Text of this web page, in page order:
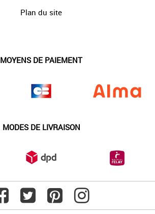
Plan du site
MOYENS DE PAIEMENT
MODES DE LIVRAISON